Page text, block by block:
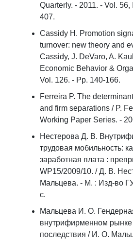
Quarterly. - 2011. - Vol.
407.
Cassidy H. Promotion
turnover: new theory and
Cassidy, J. DeVaro, A.
Economic Behavior &
Vol. 126. - Pp. 140-166.
Ferreira P. The
and firm separations / P.
Working Paper Series. -
Нестерова Д. В.
трудовая мобильность:
заработная плата :
WP15/2009/10. / Д. В.
Мальцева. - М. : Изд-во
с.
Мальцева И. О.
внутрифирменном рынке
последствия / И. О.